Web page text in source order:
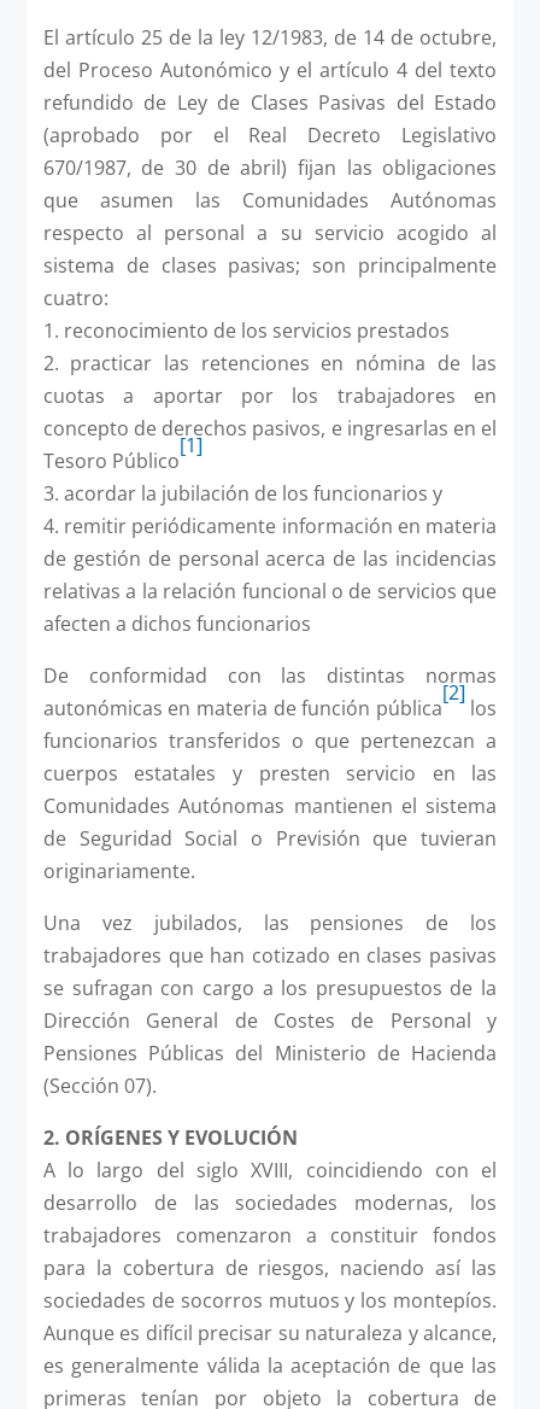
El artículo 25 de la ley 12/1983, de 14 de octubre,
del Proceso Autonómico y el artículo 4 del texto
refundido de Ley de Clases Pasivas del Estado
(aprobado por el Real Decreto Legislativo
670/1987, de 30 de abril) fijan las obligaciones
que asumen las Comunidades Autónomas
respecto al personal a su servicio acogido al
sistema de clases pasivas; son principalmente
cuatro:
1. reconocimiento de los servicios prestados
2. practicar las retenciones en nómina de las
cuotas a aportar por los trabajadores en
concepto de derechos pasivos, e ingresarlas en el
Tesoro Público
[1]
3. acordar la jubilación de los funcionarios y
4. remitir periódicamente información en materia
de gestión de personal acerca de las incidencias
relativas a la relación funcional o de servicios que
afecten a dichos funcionarios
De conformidad con las distintas normas
autonómicas en materia de función pública
[2]
los
funcionarios transferidos o que pertenezcan a
cuerpos estatales y presten servicio en las
Comunidades Autónomas mantienen el sistema
de Seguridad Social o Previsión que tuvieran
originariamente.
Una vez jubilados, las pensiones de los
trabajadores que han cotizado en clases pasivas
se sufragan con cargo a los presupuestos de la
Dirección General de Costes de Personal y
Pensiones Públicas del Ministerio de Hacienda
(Sección 07).
2. ORÍGENES Y EVOLUCIÓN
A lo largo del siglo XVIII, coincidiendo con el
desarrollo de las sociedades modernas, los
trabajadores comenzaron a constituir fondos
para la cobertura de riesgos, naciendo así las
sociedades de socorros mutuos y los montepíos.
Aunque es difícil precisar su naturaleza y alcance,
es generalmente válida la aceptación de que las
primeras tenían por objeto la cobertura de